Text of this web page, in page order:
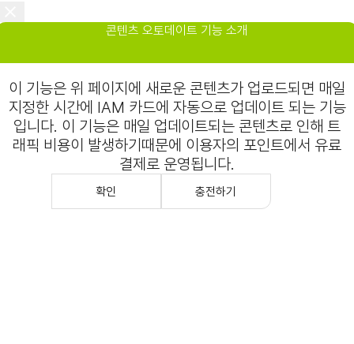
콘텐츠 오토데이트 기능 소개
이 기능은 위 페이지에 새로운 콘텐츠가 업로드되면 매일
지정한 시간에 IAM 카드에 자동으로 업데이트 되는 기능
입니다. 이 기능은 매일 업데이트되는 콘텐츠로 인해 트
래픽 비용이 발생하기때문에 이용자의 포인트에서 유료
결제로 운영됩니다.
확인 충전하기